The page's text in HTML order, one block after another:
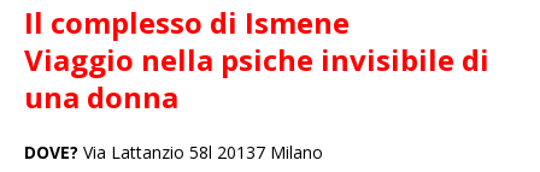
Il complesso di Ismene
Viaggio nella psiche invisibile di
una donna
DOVE? Via Lattanzio 58l 20137 Milano